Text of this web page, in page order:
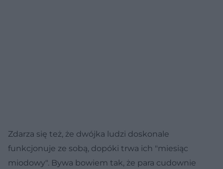
Zdarza się też, że dwójka ludzi doskonale
funkcjonuje ze sobą, dopóki trwa ich "miesiąc
miodowy". Bywa bowiem tak, że para cudownie